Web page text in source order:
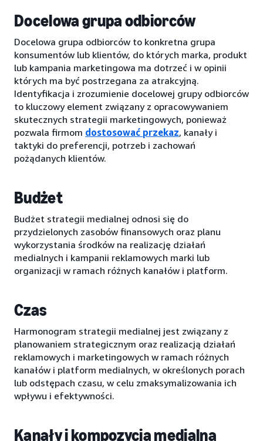
Docelowa grupa odbiorców
Docelowa grupa odbiorców to konkretna grupa
konsumentów lub klientów, do których marka, produkt
lub kampania marketingowa ma dotrzeć i w opinii
których ma być postrzegana za atrakcyjną.
Identyfikacja i zrozumienie docelowej grupy odbiorców
to kluczowy element związany z opracowywaniem
skutecznych strategii marketingowych, ponieważ
pozwala firmom dostosować przekaz, kanały i
taktyki do preferencji, potrzeb i zachowań
pożądanych klientów.
Budżet
Budżet strategii medialnej odnosi się do
przydzielonych zasobów finansowych oraz planu
wykorzystania środków na realizację działań
medialnych i kampanii reklamowych marki lub
organizacji w ramach różnych kanałów i platform.
Czas
Harmonogram strategii medialnej jest związany z
planowaniem strategicznym oraz realizacją działań
reklamowych i marketingowych w ramach różnych
kanałów i platform medialnych, w określonych porach
lub odstępach czasu, w celu zmaksymalizowania ich
wpływu i efektywności.
Kanały i kompozycja medialna